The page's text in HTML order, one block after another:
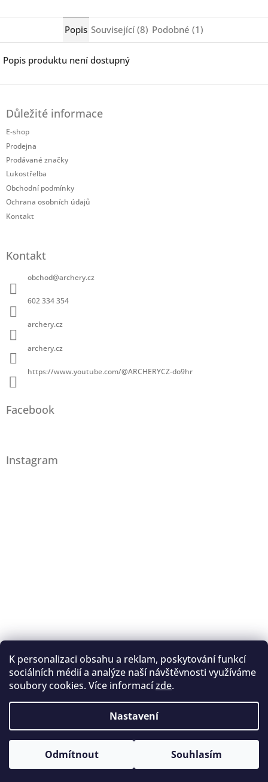
K personalizaci obsahu a reklam, poskytování funkcí
sociálních médií a analýze naší návštěvnosti využíváme
soubory cookies. Více informacízde.
Nastavení
Odmítnout Souhlasím
Popis Související (8) Podobné (1)
Popis produktu není dostupný
Důležité informace
E-shop
Prodejna
Prodávané značky
Lukostřelba
Obchodní podmínky
Ochrana osobních údajů
Kontakt
Kontakt
obchod@archery.cz
602 334 354
archery.cz
archery.cz
https://www.youtube.com/@ARCHERYCZ-do9hr
Facebook
Instagram
Sledovat na Instagramu
Registrace na lukostřelbu
I. Královský lukostřelecký klub
Český lukostřelecký svaz
Vytvořil ShoptetCopyright 2026
. Všechna práva vyhrazena.
Upravit nastavení cookies